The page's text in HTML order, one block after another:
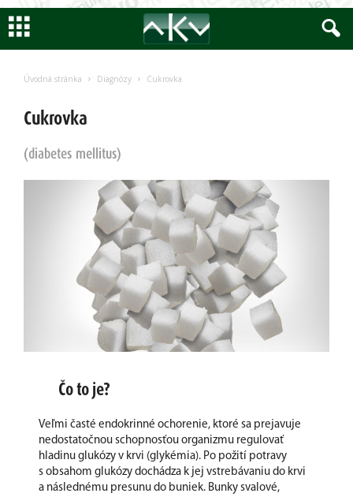
Encyklopedia
AKV
Úvodná stránka Diagnózy Cukrovka
Cukrovka
(diabetes mellitus)
Čo to je?
Veľmi časté endokrinné ochorenie, ktoré sa prejavuje
nedostatočnou schopnosťou organizmu regulovať
hladinu glukózy v krvi (glykémia). Po požití potravy
s obsahom glukózy dochádza k jej vstrebávaniu do krvi
a následnému presunu do buniek. Bunky svalové,